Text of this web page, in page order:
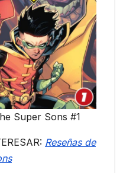
Super Sons #1
Reseñas de